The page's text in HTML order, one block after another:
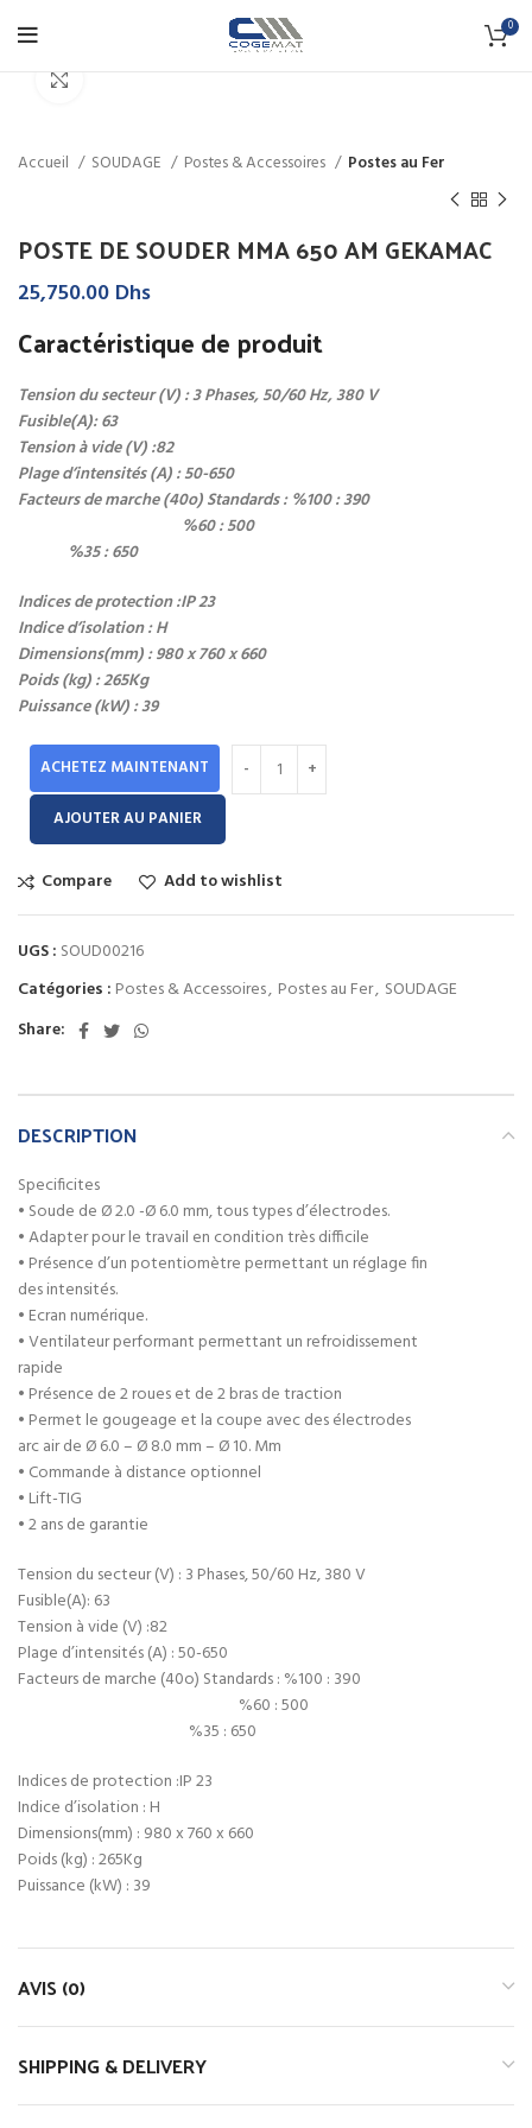
0
Accueil SOUDAGE Postes & Accessoires Postes au Fer
POSTE DE SOUDER MMA 650 AM GEKAMAC
25,750.00 Dhs
Caractéristique de produit
Tension du secteur (V) : 3 Phases, 50/60 Hz, 380 V
Fusible(A): 63
Tension à vide (V) :82
Plage d’intensités (A) : 50-650
Facteurs de marche (40o) Standards : %100 : 390
%60 : 500
%35 : 650
Indices de protection :IP 23
Indice d’isolation : H
Dimensions(mm) : 980 x 760 x 660
Poids (kg) : 265Kg
Puissance (kW) : 39
ACHETEZ MAINTENANT
AJOUTER AU PANIER
Compare Add to wishlist
UGS : SOUD00216
Catégories : Postes & Accessoires, Postes au Fer, SOUDAGE
Share:
DESCRIPTION
Specificites
• Soude de Ø 2.0 -Ø 6.0 mm, tous types d’électrodes.
• Adapter pour le travail en condition très difficile
• Présence d’un potentiomètre permettant un réglage fin
des intensités.
• Ecran numérique.
• Ventilateur performant permettant un refroidissement
rapide
• Présence de 2 roues et de 2 bras de traction
• Permet le gougeage et la coupe avec des électrodes
arc air de Ø 6.0 – Ø 8.0 mm – Ø 10. Mm
• Commande à distance optionnel
• Lift-TIG
• 2 ans de garantie
Tension du secteur (V) : 3 Phases, 50/60 Hz, 380 V
Fusible(A): 63
Tension à vide (V) :82
Plage d’intensités (A) : 50-650
Facteurs de marche (40o) Standards : %100 : 390
%60 : 500
%35 : 650
Indices de protection :IP 23
Indice d’isolation : H
Dimensions(mm) : 980 x 760 x 660
Poids (kg) : 265Kg
Puissance (kW) : 39
AVIS (0)
SHIPPING & DELIVERY